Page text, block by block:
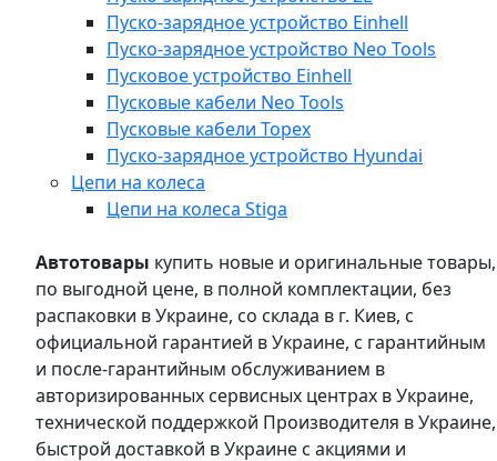
Пуско-зарядное устройство Einhell
Пуско-зарядное устройство Neo Tools
Пусковое устройство Einhell
Пусковые кабели Neo Tools
Пусковые кабели Topex
Пуско-зарядное устройство Hyundai
Цепи на колеса
Цепи на колеса Stiga
Автотовары купить новые и оригинальные товары,
по выгодной цене, в полной комплектации, без
распаковки в Украине, со склада в г. Киев, с
официальной гарантией в Украине, с гарантийным
и после-гарантийным обслуживанием в
авторизированных сервисных центрах в Украине,
технической поддержкой Производителя в Украине,
быстрой доставкой в Украине с акциями и